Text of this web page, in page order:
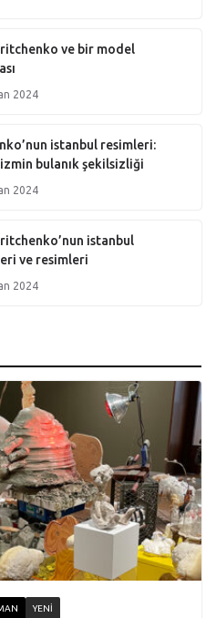
ve bir model
2024
istanbul resimleri:
bulanık şekilsizliği
2024
istanbul
ve resimleri
2024
YENI